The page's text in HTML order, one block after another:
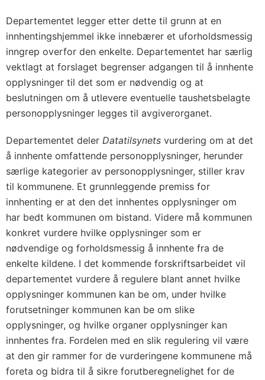
Departementet legger etter dette til grunn at en
innhentingshjemmel ikke innebærer et uforholdsmessig
inngrep overfor den enkelte. Departementet har særlig
vektlagt at forslaget begrenser adgangen til å innhente
opplysninger til det som er nødvendig og at
beslutningen om å utlevere eventuelle taushetsbelagte
personopplysninger legges til avgiverorganet.
Departementet deler Datatilsynets vurdering om at det
å innhente omfattende personopplysninger, herunder
særlige kategorier av personopplysninger, stiller krav
til kommunene. Et grunnleggende premiss for
innhenting er at den det innhentes opplysninger om
har bedt kommunen om bistand. Videre må kommunen
konkret vurdere hvilke opplysninger som er
nødvendige og forholdsmessig å innhente fra de
enkelte kildene. I det kommende forskriftsarbeidet vil
departementet vurdere å regulere blant annet hvilke
opplysninger kommunen kan be om, under hvilke
forutsetninger kommunen kan be om slike
opplysninger, og hvilke organer opplysninger kan
innhentes fra. Fordelen med en slik regulering vil være
at den gir rammer for de vurderingene kommunene må
foreta og bidra til å sikre forutberegnelighet for de